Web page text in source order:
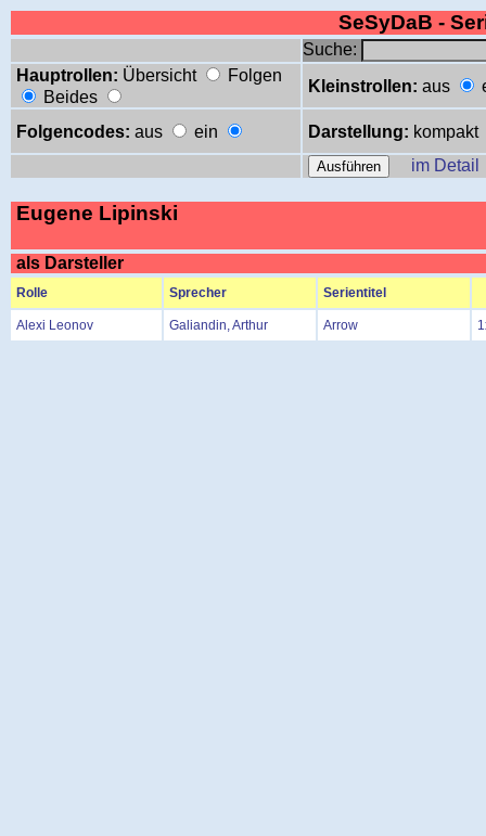
SeSyDaB -
Suche:
Hauptrollen: Übersicht
Folgen
Beides
Kleinstrollen: aus
Folgencodes: aus ein Darstellung: kompakt
im Detail
Eugene Lipinski
als Darsteller
Rolle Sprecher Serientitel
Alexi Leonov Galiandin, Arthur Arrow